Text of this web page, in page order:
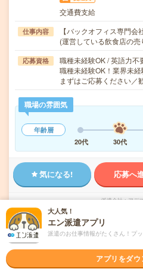
交通費支給
仕事内容
【バックオフィス専門
(運営している飲食店の
応募資格
職種未経験OK / 英語力不
職種未経験OK！業界未
まずはご応募ください
職場の雰囲気
年齢層
20代
30代
気になる! 応募へ
派遣会社 アデ
未読 掲載日 2026/08/09
【扶養枠歓迎！週3×5h
法人で事務サポ
大人気！
エン派遣アプリ
派遣のお仕事情報がたくさん！プ
アプリをダウ